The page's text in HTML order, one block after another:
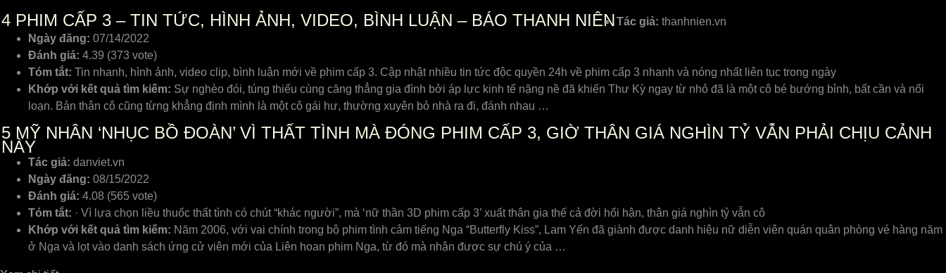
4 PHIM CẤP 3 – TIN TỨC, HÌNH ẢNH, VIDEO, BÌNH LUẬN – BÁO THANH NIÊNTác giả: thanhnien.vn
Ngày đăng: 07/14/2022
Đánh giá: 4.39 (373 vote)
Tóm tắt: Tin nhanh, hình ảnh, video clip, bình luận mới về phim cấp 3. Cập nhật nhiều tin tức độc quyền 24h về phim cấp 3 nhanh và nóng nhất liên tục trong ngày
Khớp với kết quả tìm kiếm: Sự nghèo đói, túng thiếu cùng căng thẳng gia đình bởi áp lực kinh tế nặng nề đã khiến Thư Kỳ ngay từ nhỏ đã là một cô bé bướng bỉnh, bất cần và nổi
loạn. Bản thân cô cũng từng khẳng định mình là một cô gái hư, thường xuyên bỏ nhà ra đi, đánh nhau …
5 MỸ NHÂN ‘NHỤC BỒ ĐOÀN’ VÌ THẤT TÌNH MÀ ĐÓNG PHIM CẤP 3, GIỜ THÂN GIÁ NGHÌN TỶ VẪN PHẢI CHỊU CẢNH
NÀY
Tác giả: danviet.vn
Ngày đăng: 08/15/2022
Đánh giá: 4.08 (565 vote)
Tóm tắt: · Vì lựa chọn liều thuốc thất tình có chút “khác người”, mà ‘nữ thần 3D phim cấp 3’ xuất thân gia thế cả đời hối hận, thân giá nghìn tỷ vẫn cô
Khớp với kết quả tìm kiếm: Năm 2006, với vai chính trong bộ phim tình cảm tiếng Nga “Butterfly Kiss”, Lam Yến đã giành được danh hiệu nữ diễn viên quán quân phòng vé hàng năm
ở Nga và lọt vào danh sách ứng cử viên mới của Liên hoan phim Nga, từ đó mà nhận được sự chú ý của …